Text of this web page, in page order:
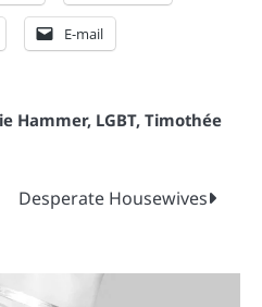
E-mail
Hammer, LGBT, Timothée
Desperate Housewives